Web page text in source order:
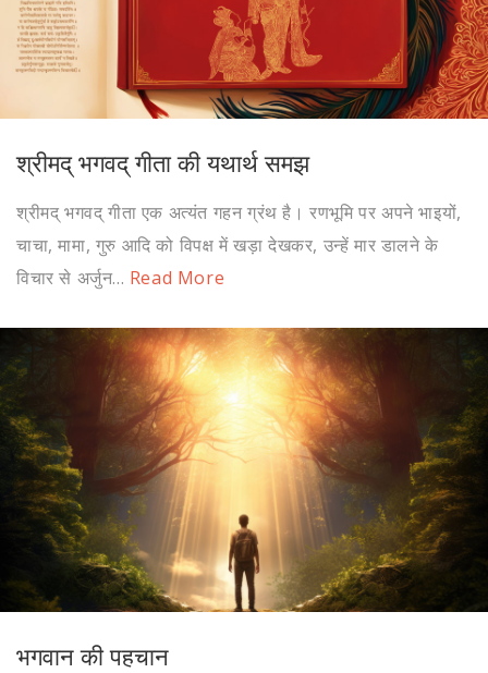
श्रीमद् भगवद् गीता की यथार्थ समझ
श्रीमद् भगवद् गीता एक अत्यंत गहन ग्रंथ है। रणभूमि पर अपने भाइयों,
चाचा, मामा, गुरु आदि को विपक्ष में खड़ा देखकर, उन्हें मार डालने के
विचार से अर्जुन... Read More
भगवान की पहचान